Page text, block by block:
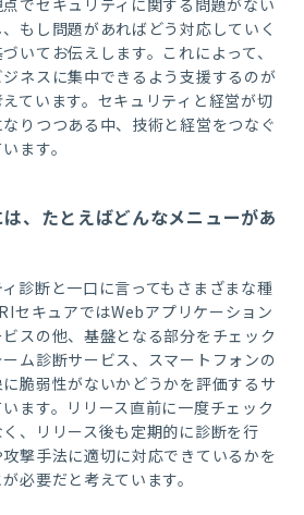
でセキュリティに関する問題がない
もし問題があればどう対応していく
いてお伝えします。これによって、
ネスに集中できるよう支援するのが
ています。セキュリティと経営が切
りつつある中、技術と経営をつなぐ
ます。
、たとえばどんなメニューがあ
診断と一口に言ってもさまざまな種
セキュアではWebアプリケーション
スの他、基盤となる部分をチェック
ム診断サービス、スマートフォンの
脆弱性がないかどうかを評価するサ
ます。リリース直前に一度チェック
、リリース後も定期的に診断を行
撃手法に適切に対応できているかを
必要だと考えています。